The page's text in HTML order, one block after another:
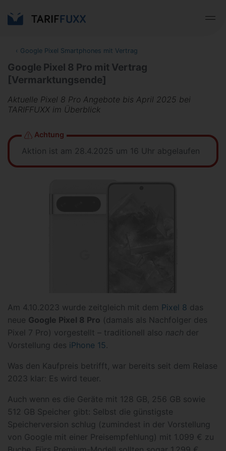
‹ Google Pixel Smartphones mit Vertrag
Google Pixel 8 Pro mit Vertrag
[Vermarktungsende]
Aktuelle Pixel 8 Pro Angebote bis April 2025 bei
TARIFFUXX im Überblick
Achtung
Aktion ist am 28.4.2025 um 16 Uhr abgelaufen
Am 4.10.2023 wurde zeitgleich mit dem Pixel 8 das
neue Google Pixel 8 Pro (damals als Nachfolger des
Pixel 7 Pro) vorgestellt – traditionell also nach der
Vorstellung des iPhone 15.
Was den Kaufpreis betrifft, war bereits seit dem Relase
2023 klar: Es wird teuer.
Auch wenn es die Geräte mit 128 GB, 256 GB sowie
512 GB Speicher gibt: Selbst die günstigste
Speicherversion schlug (zumindest in der Vorstellung
von Google mit einer Preisempfehlung) mit 1.099 € zu